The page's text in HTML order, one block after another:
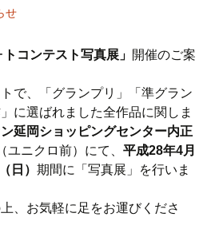
せ
トコンテスト写真展」 開催のご案
で、「グランプリ」「準グラン
に選ばれました全作品に関しま
ン延岡ショッピングセンター内正
（ユニクロ前）にて、 平成28年4月
日） 期間に「写真展」を行いま
、お気軽に足をお運びくださ